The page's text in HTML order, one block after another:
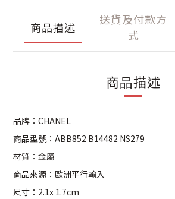
商品描述
送貨及付款方
式
商品描述
品牌：CHANEL
商品型號：ABB852 B14482 NS279
材質：金屬
商品來源：歐洲平行輸入
尺寸：2.1x 1.7cm